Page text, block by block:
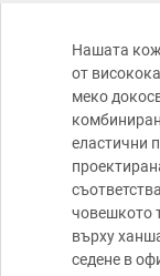
Нашата
от
меко
еластични
човешкото
върху
седене в